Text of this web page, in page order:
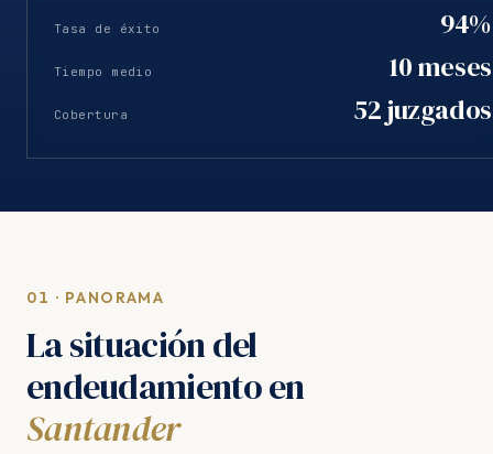
Tasa de éxito 94%
Tiempo medio 10 meses
Cobertura 52 juzgados
01 · PANORAMA
La situación del
endeudamiento en
Santander